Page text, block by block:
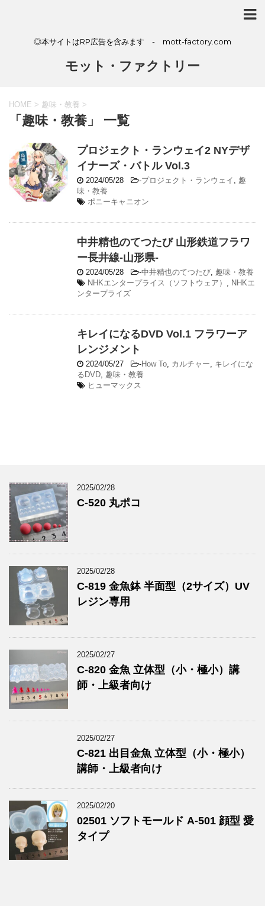
◎本サイトはRP広告を含みます - mott-factory.com
モット・ファクトリー
HOME > 趣味・教養 >
「趣味・教養」 一覧
プロジェクト・ランウェイ2 NYデザ
イナーズ・バトル Vol.3
2024/05/28 -プロジェクト・ランウェイ , 趣
味・教養
ポニーキャニオン
中井精也のてつたび 山形鉄道フラワ
ー長井線-山形県-
2024/05/28 -中井精也のてつたび, 趣味・教養
NHKエンタープライス（ソフトウェア） , NHKエ
ンタープライズ
キレイになるDVD Vol.1 フラワーア
レンジメント
2024/05/27 -How To, カルチャー, キレイにな
るDVD, 趣味・教養
ヒューマックス
2025/02/28
C-520 丸ポコ
2025/02/28
C-819 金魚鉢 半面型（2サイズ）UV
レジン専用
2025/02/27
C-820 金魚 立体型（小・極小）講
師・上級者向け
2025/02/27
C-821 出目金魚 立体型（小・極小）
講師・上級者向け
2025/02/20
02501 ソフトモールド A-501 顔型 愛
タイプ